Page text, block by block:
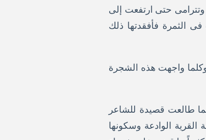
حتى ارتفعت إلى
الثمرة فأفقدتها ذلك
واجهت هذه الشجرة
طالعت قصيدة للشاعر
الوادعة وسكونها